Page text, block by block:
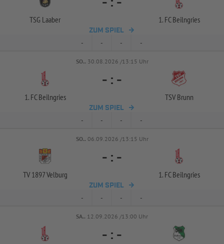
TSG Laaber 1. FC Beilngries
ZUM SPIEL
- - - -
SO.. 30.08.2026 /13:15 Uhr
1. FC Beilngries
- : -
TSV Brunn
ZUM SPIEL
- - - -
SO.. 06.09.2026 /13:15 Uhr
TV 1897 Velburg
- : -
1. FC Beilngries
ZUM SPIEL
- - - -
SA.. 12.09.2026 /13:00 Uhr
- : -